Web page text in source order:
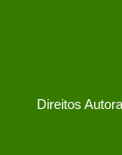
Direitos